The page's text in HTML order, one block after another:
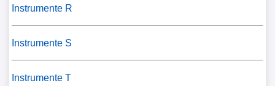
Instrumente R
Instrumente S
Instrumente T